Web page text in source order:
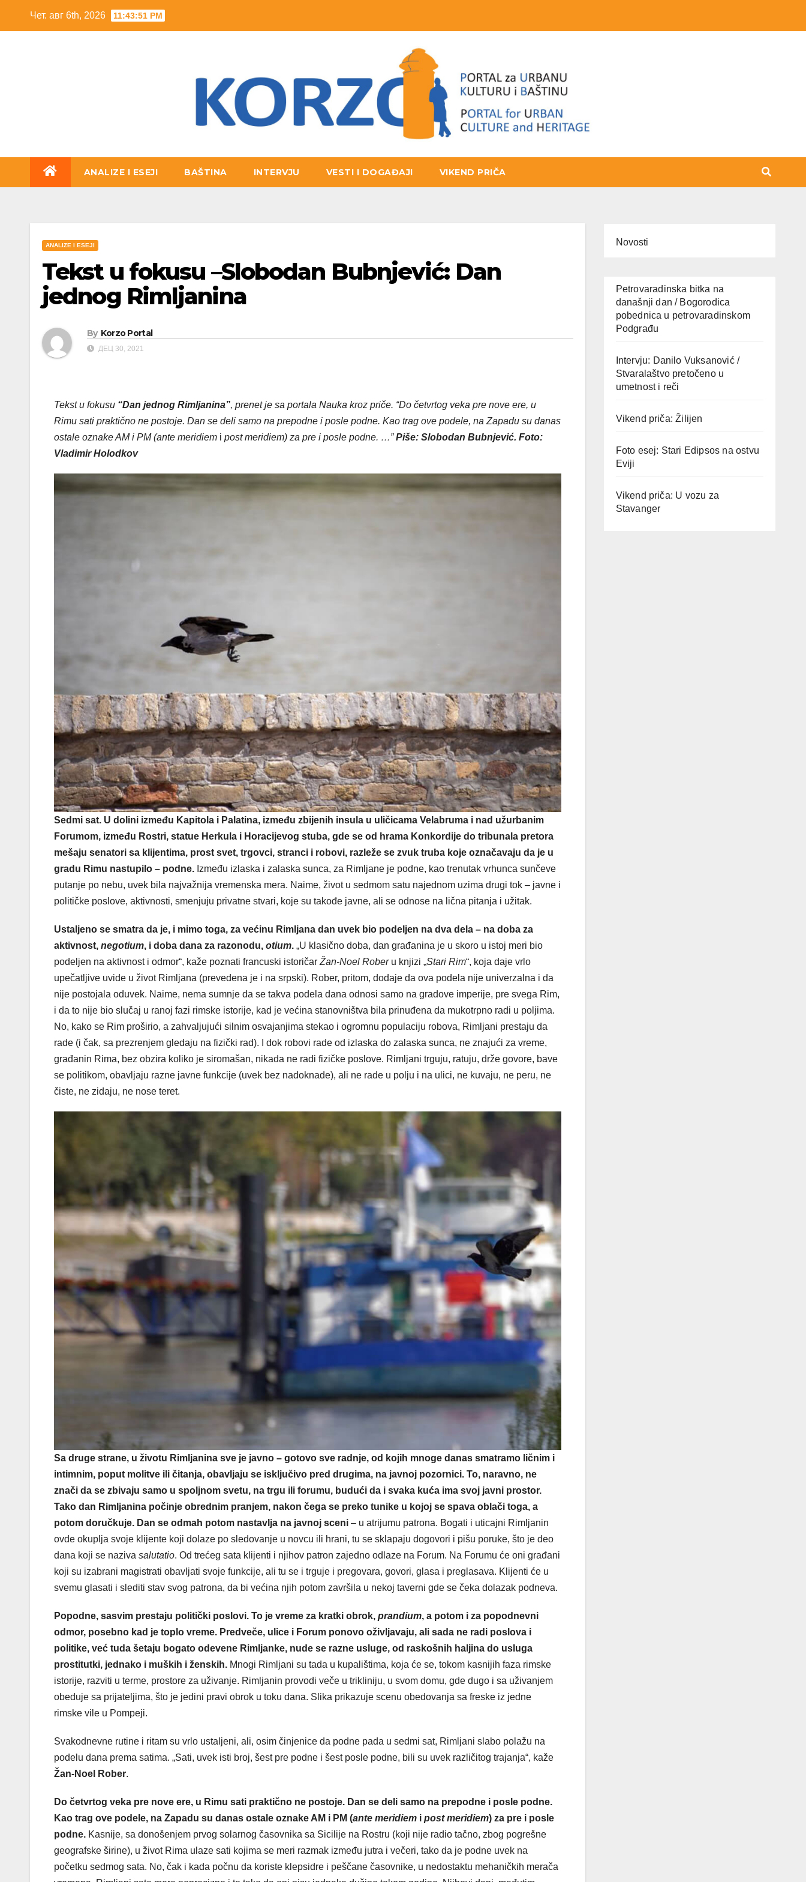
Чет. авг 6th, 2026 11:43:52 PM
ANALIZE I ESEJI BAŠTINA INTERVJU VESTI I DOGAĐAJI VIKEND PRIČA
ANALIZE I ESEJI
Tekst u fokusu –Slobodan Bubnjević: Dan
jednog Rimljanina
By Korzo Portal
ДЕЦ 30, 2021
Tekst u fokusu “Dan jednog Rimljanina”, prenet je sa portala Nauka kroz priče. “Do četvrtog veka pre nove ere, u
Rimu sati praktično ne postoje. Dan se deli samo na prepodne i posle podne. Kao trag ove podele, na Zapadu su danas
ostale oznake AM i PM (ante meridiem i post meridiem) za pre i posle podne. …”Piše: Slobodan Bubnjević. Foto:
Vladimir Holodkov
Sedmi sat. U dolini između Kapitola i Palatina, između zbijenih insula u uličicama Velabruma i nad užurbanim
Forumom, između Rostri, statue Herkula i Horacijevog stuba, gde se od hrama Konkordije do tribunala pretora
mešaju senatori sa klijentima, prost svet, trgovci, stranci i robovi, razleže se zvuk truba koje označavaju da je u
gradu Rimu nastupilo – podne. Između izlaska i zalaska sunca, za Rimljane je podne, kao trenutak vrhunca sunčeve
putanje po nebu, uvek bila najvažnija vremenska mera. Naime, život u sedmom satu najednom uzima drugi tok – javne i
političke poslove, aktivnosti, smenjuju privatne stvari, koje su takođe javne, ali se odnose na lična pitanja i užitak.
Ustaljeno se smatra da je, i mimo toga, za većinu Rimljana dan uvek bio podeljen na dva dela – na doba za
aktivnost, negotium, i doba dana za razonodu, otium. „U klasično doba, dan građanina je u skoro u istoj meri bio
podeljen na aktivnost i odmor“, kaže poznati francuski istoričar Žan-Noel Roberu knjizi „Stari Rim“, koja daje vrlo
upečatljive uvide u život Rimljana (prevedena je i na srpski). Rober, pritom, dodaje da ova podela nije univerzalna i da
nije postojala oduvek. Naime, nema sumnje da se takva podela dana odnosi samo na gradove imperije, pre svega Rim,
i da to nije bio slučaj u ranoj fazi rimske istorije, kad je većina stanovništva bila prinuđena da mukotrpno radi u poljima.
No, kako se Rim proširio, a zahvaljujući silnim osvajanjima stekao i ogromnu populaciju robova, Rimljani prestaju da
rade (i čak, sa prezrenjem gledaju na fizički rad). I dok robovi rade od izlaska do zalaska sunca, ne znajući za vreme,
građanin Rima, bez obzira koliko je siromašan, nikada ne radi fizičke poslove. Rimljani trguju, ratuju, drže govore, bave
se politikom, obavljaju razne javne funkcije (uvek bez nadoknade), ali ne rade u polju i na ulici, ne kuvaju, ne peru, ne
čiste, ne zidaju, ne nose teret.
Sa druge strane, u životu Rimljanina sve je javno – gotovo sve radnje, od kojih mnoge danas smatramo ličnim i
intimnim, poput molitve ili čitanja, obavljaju se isključivo pred drugima, na javnoj pozornici. To, naravno, ne
znači da se zbivaju samo u spoljnom svetu, na trgu ili forumu, budući da i svaka kuća ima svoj javni prostor.
Tako dan Rimljanina počinje obrednim pranjem, nakon čega se preko tunike u kojoj se spava oblači toga, a
potom doručkuje. Dan se odmah potom nastavlja na javnoj sceni – u atrijumu patrona. Bogati i uticajni Rimljanin
ovde okuplja svoje klijente koji dolaze po sledovanje u novcu ili hrani, tu se sklapaju dogovori i pišu poruke, što je deo
dana koji se naziva salutatio. Od trećeg sata klijenti i njihov patron zajedno odlaze na Forum. Na Forumu će oni građani
koji su izabrani magistrati obavljati svoje funkcije, ali tu se i trguje i pregovara, govori, glasa i preglasava. Klijenti će u
svemu glasati i slediti stav svog patrona, da bi većina njih potom završila u nekoj taverni gde se čeka dolazak podneva.
Popodne, sasvim prestaju politički poslovi. To je vreme za kratki obrok, prandium, a potom i za popodnevni
odmor, posebno kad je toplo vreme. Predveče, ulice i Forum ponovo oživljavaju, ali sada ne radi poslova i
politike, već tuda šetaju bogato odevene Rimljanke, nude se razne usluge, od raskošnih haljina do usluga
prostitutki, jednako i muških i ženskih. Mnogi Rimljani su tada u kupalištima, koja će se, tokom kasnijih faza rimske
istorije, razviti u terme, prostore za uživanje. Rimljanin provodi veče u trikliniju, u svom domu, gde dugo i sa uživanjem
obeduje sa prijateljima, što je jedini pravi obrok u toku dana. Slika prikazuje scenu obedovanja sa freske iz jedne
rimske vile u Pompeji.
Svakodnevne rutine i ritam su vrlo ustaljeni, ali, osim činjenice da podne pada u sedmi sat, Rimljani slabo polažu na
podelu dana prema satima. „Sati, uvek isti broj, šest pre podne i šest posle podne, bili su uvek različitog trajanja“, kaže
Žan-Noel Rober.
Do četvrtog veka pre nove ere, u Rimu sati praktično ne postoje. Dan se deli samo na prepodne i posle podne.
Kao trag ove podele, na Zapadu su danas ostale oznake AM i PM (ante meridiem i post meridiem) za pre i posle
podne. Kasnije, sa donošenjem prvog solarnog časovnika sa Sicilije na Rostru (koji nije radio tačno, zbog pogrešne
geografske širine), u život Rima ulaze sati kojima se meri razmak između jutra i večeri, tako da je podne uvek na
početku sedmog sata. No, čak i kada počnu da koriste klepsidre i peščane časovnike, u nedostaktu mehaničkih merača
Novosti
Petrovaradinska bitka na
današnji dan / Bogorodica
pobednica u petrovaradinskom
Podgrađu
Intervju: Danilo Vuksanović /
Stvaralaštvo pretočeno u
umetnost i reči
Vikend priča: Žilijen
Foto esej: Stari Edipsos na ostvu
Eviji
Vikend priča: U vozu za
Stavanger